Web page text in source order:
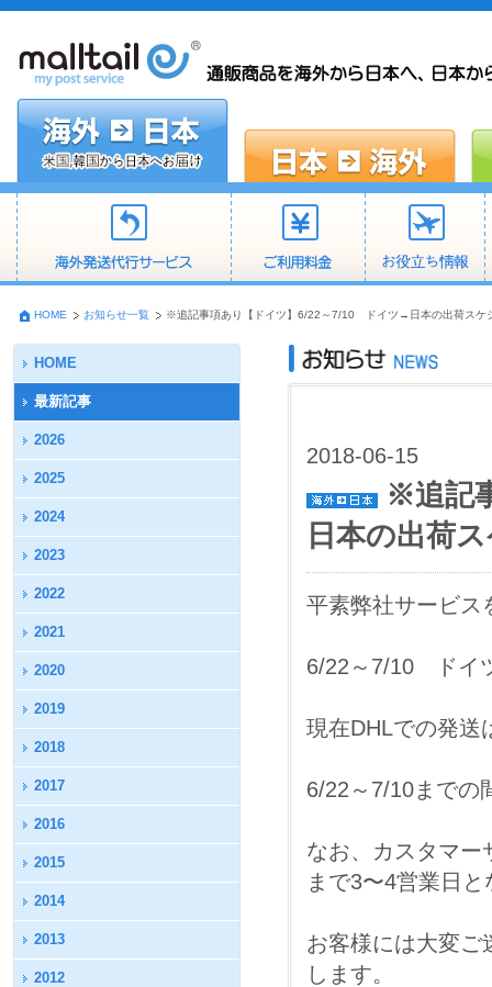
HOME お知らせ一覧 ※追記事項あり【ドイツ】6/22～7/10 ドイツ→日本の出荷スケ
HOME
最新記事
2026
2025
2024
2023
2022
2021
2020
2019
2018
2017
2016
2015
2014
2013
2012
2018-06-15
※追記
日本の出荷
平素弊社サービス
6/22～7/10 ドイ
現在DHLでの発送
6/22～7/10までの
なお、カスタマー
まで3〜4営業日
お客様には大変ご
します。